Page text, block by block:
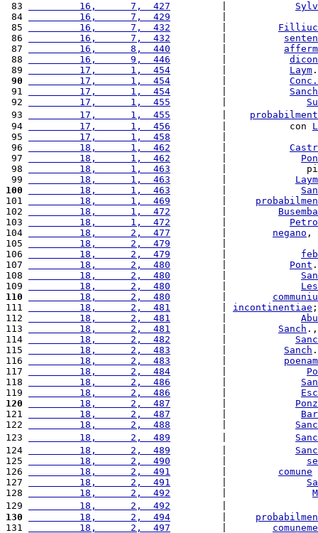
83
         16,      7,  427
84
         16,      7,  429
85
         16,      7,  432
Filliuc
86
         16,      7,  432
87
         16,      8,  440
88
         16,      9,  446
89
         17,      1,  454
Laym
90
         17,      1,  454
Conc.
91
         17,      1,  454
Sanch
92
         17,      1,  455
93
         17,      1,  455
94
         17,      1,  456
         |           con
95
         17,      1,  458
96
         18,      1,  462
97
         18,      1,  462
98
         18,      1,  463
|
99
         18,      1,  463
Laym
100
         18,      1,  463
101
         18,      1,  469
102
         18,      1,  472
103
         18,      1,  472
104
         18,      2,  477
negano ,
105
         18,      2,  479
106
         18,      2,  479
107
         18,      2,  480
Pont
108
         18,      2,  480
109
         18,      2,  480
110
         18,      2,  480
111
         18,      2,  481
incontinentiae
112
         18,      2,  481
113
         18,      2,  481
Sanch
114
         18,      2,  482
115
         18,      2,  483
Sanch
116
         18,      2,  483
poenam
117
         18,      2,  484
118
         18,      2,  486
119
         18,      2,  486
120
         18,      2,  487
Ponz
121
         18,      2,  487
122
         18,      2,  488
123
         18,      2,  489
124
         18,      2,  489
125
         18,      2,  490
126
         18,      2,  491
comune
127
         18,      2,  491
128
         18,      2,  492
129
         18,      2,  492
130
         18,      2,  494
131
         18,      2,  497